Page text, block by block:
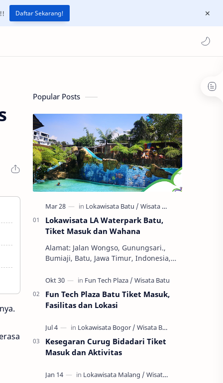
Daftar Sekarang!
Popular Posts
Lokawisata LA Waterpark Batu,
Tiket Masuk dan Wahana
Alamat: Jalan Wongso, Gunungsari.,
Bumiaji, Batu, Jawa Timur, Indonesia,
Ekonomi dan Bisnis, S1, SWASTA, Teknik
Ha…
Fun Tech Plaza Batu Tiket Masuk,
Fasilitas dan Lokasi
Kesegaran Curug Bidadari Tiket
Masuk dan Aktivitas